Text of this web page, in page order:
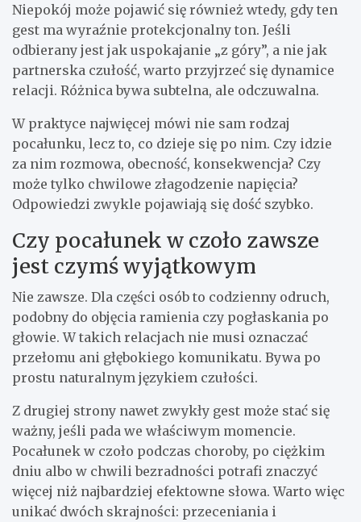
Niepokój może pojawić się również wtedy, gdy ten
gest ma wyraźnie protekcjonalny ton. Jeśli
odbierany jest jak uspokajanie „z góry”, a nie jak
partnerska czułość, warto przyjrzeć się dynamice
relacji. Różnica bywa subtelna, ale odczuwalna.
W praktyce najwięcej mówi nie sam rodzaj
pocałunku, lecz to, co dzieje się po nim. Czy idzie
za nim rozmowa, obecność, konsekwencja? Czy
może tylko chwilowe złagodzenie napięcia?
Odpowiedzi zwykle pojawiają się dość szybko.
Czy pocałunek w czoło zawsze
jest czymś wyjątkowym
Nie zawsze. Dla części osób to codzienny odruch,
podobny do objęcia ramienia czy pogłaskania po
głowie. W takich relacjach nie musi oznaczać
przełomu ani głębokiego komunikatu. Bywa po
prostu naturalnym językiem czułości.
Z drugiej strony nawet zwykły gest może stać się
ważny, jeśli pada we właściwym momencie.
Pocałunek w czoło podczas choroby, po ciężkim
dniu albo w chwili bezradności potrafi znaczyć
więcej niż najbardziej efektowne słowa. Warto więc
unikać dwóch skrajności: przeceniania i